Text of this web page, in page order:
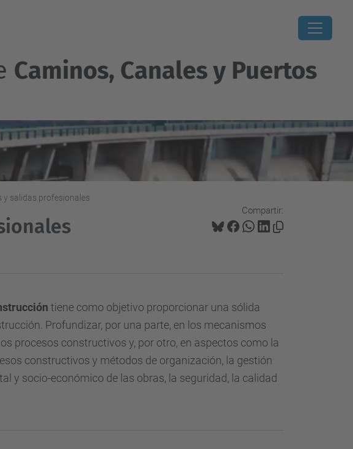
Caminos, Canales y Puertos
y salidas profesionales
Compartir:
tiene como objetivo proporcionar una sólida
Profundizar, por una parte, en los mecanismos
procesos constructivos y, por otro, en aspectos como la
constructivos y métodos de organización, la gestión
y socio-económico de las obras, la seguridad, la calidad